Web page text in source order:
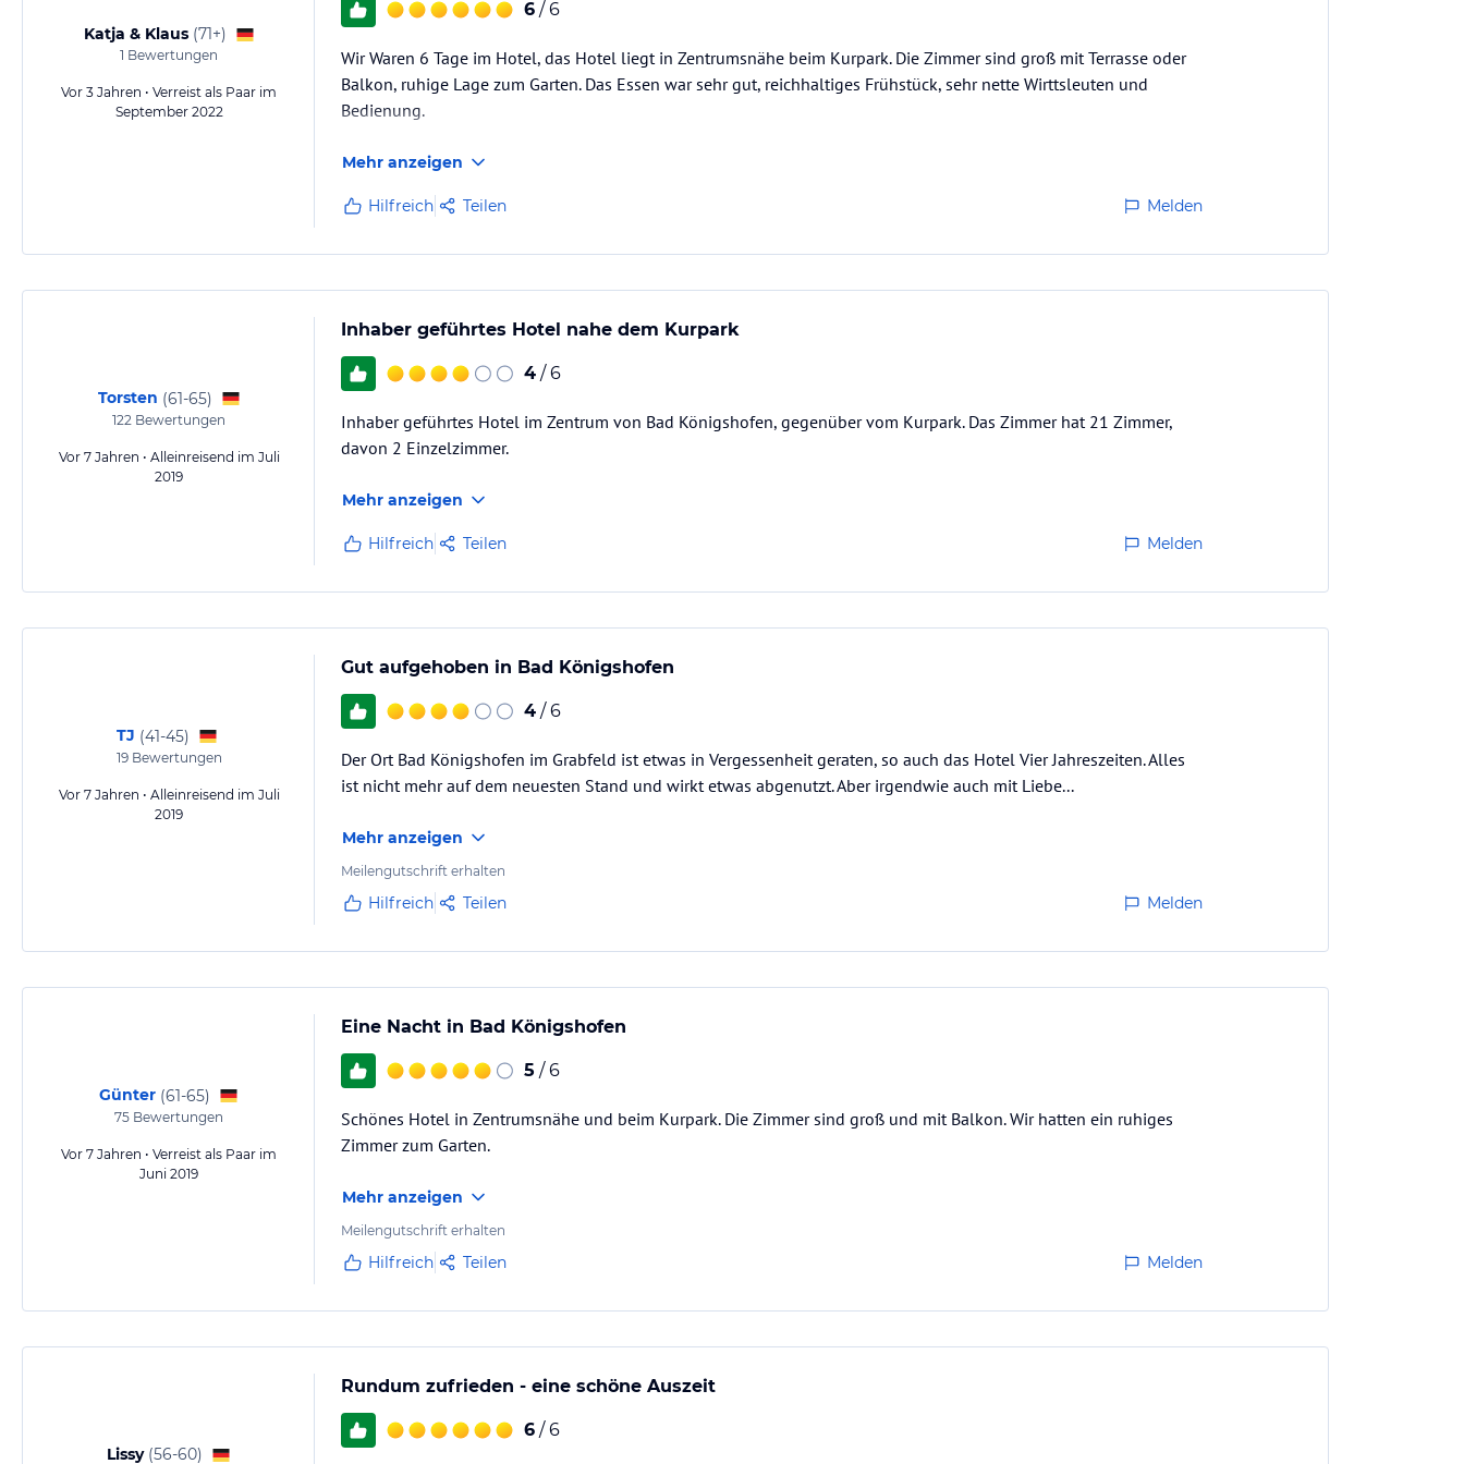
Katja & Klaus (71+)
1 Bewertungen
Vor 3 Jahren • Verreist als Paar im
September 2022
6 / 6
Wir Waren 6 Tage im Hotel, das Hotel liegt in Zentrumsnähe beim Kurpark. Die Zimmer sind groß mit Terrasse oder
Balkon, ruhige Lage zum Garten. Das Essen war sehr gut, reichhaltiges Frühstück, sehr nette Wirttsleuten und
Bedienung.
Mehr anzeigen
Hilfreich Teilen Melden
Torsten (61-65)
122 Bewertungen
Vor 7 Jahren • Alleinreisend im Juli
2019
Inhaber geführtes Hotel nahe dem Kurpark
4 / 6
Inhaber geführtes Hotel im Zentrum von Bad Königshofen, gegenüber vom Kurpark. Das Zimmer hat 21 Zimmer,
davon 2 Einzelzimmer.
Mehr anzeigen
Hilfreich Teilen Melden
TJ (41-45)
19Bewertungen
Vor 7 Jahren • Alleinreisend im Juli
2019
Gut aufgehoben in Bad Königshofen
4 / 6
Der Ort Bad Königshofen im Grabfeld ist etwas in Vergessenheit geraten, so auch das Hotel Vier Jahreszeiten. Alles
ist nicht mehr auf dem neuesten Stand und wirkt etwas abgenutzt. Aber irgendwie auch mit Liebe...
Mehr anzeigen
Meilengutschrift erhalten
Hilfreich Teilen Melden
Günter (61-65)
75 Bewertungen
Vor 7 Jahren • Verreist als Paar im
Juni 2019
Eine Nacht in Bad Königshofen
5 / 6
Schönes Hotel in Zentrumsnähe und beim Kurpark. Die Zimmer sind groß und mit Balkon. Wir hatten ein ruhiges
Zimmer zum Garten.
Mehr anzeigen
Meilengutschrift erhalten
Hilfreich Teilen Melden
Lissy (56-60)
Rundum zufrieden - eine schöne Auszeit
6 / 6